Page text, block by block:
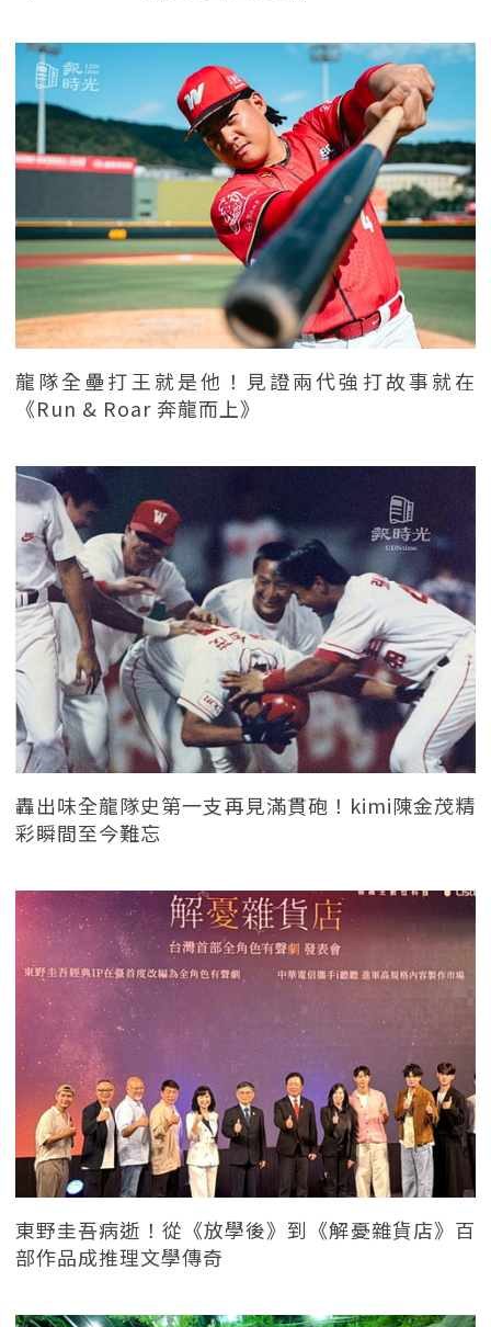
龍隊全壘打王就是他！見證兩代強打故事就在
《Run & Roar 奔龍而上》
轟出味全龍隊史第一支再見滿貫砲！kimi陳金茂精
彩瞬間至今難忘
東野圭吾病逝！從《放學後》到《解憂雜貨店》百
部作品成推理文學傳奇